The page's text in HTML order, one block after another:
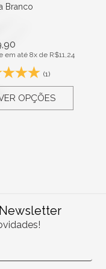
Branco
em até 8x de R$11,24
(1)
OPÇÕES